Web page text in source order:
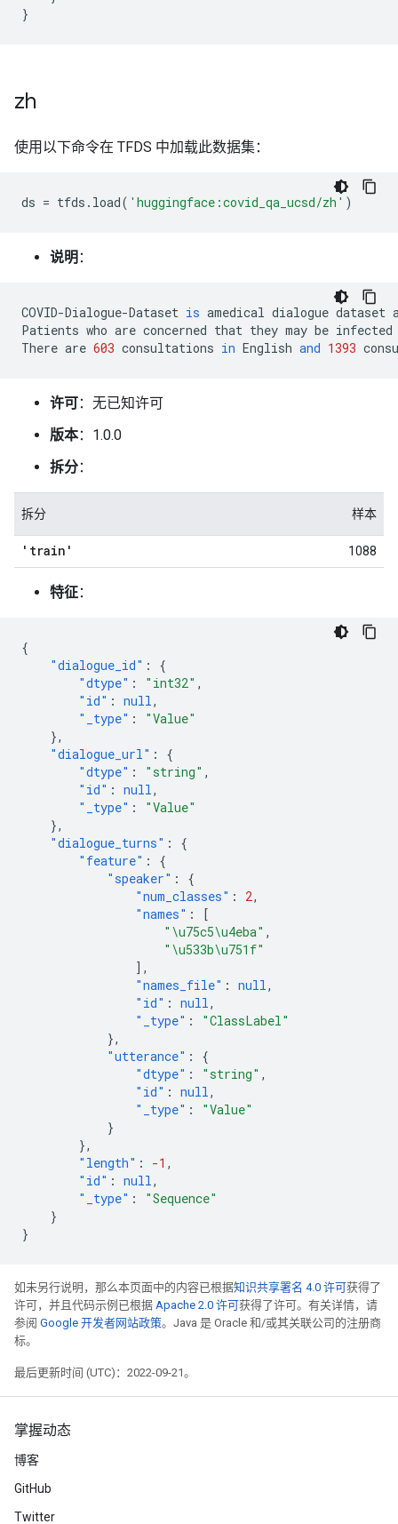
}
zh
使用以下命令在 TFDS 中加载此数据集：
ds = tfds . load( 'huggingface:covid_qa_ucsd/zh' )
说明 ：
COVID-Dialogue-Dataset is amedical dialogue dataset
Patients who are concerned that they may be infected
There are 603 consultations in English and 1393
许可：无已知许可
版本：1.0.0
拆分：
拆分 样本
'train' 1088
特征：
{
"dialogue_id" :
{
"dtype" : "int32" ,
"id" : null,
"_type" :
"Value"
},
"dialogue_url" :
{
"dtype" : "string" ,
"id" : null,
"_type" :
"Value"
},
"dialogue_turns" :
{
"feature" :
{
"speaker" :
{
"num_classes" : 2,
"names" :
[
"\u75c5\u4eba" ,
"\u533b\u751f"
],
"names_file" : null,
"id" : null,
"_type" :
"ClassLabel"
},
"utterance" :
{
"dtype" : "string" ,
"id" : null,
"_type" :
"Value"
}
},
"length" : -1 ,
"id" : null,
"_type" :
"Sequence"
}
}
如未另行说明，那么本页面中的内容已根据知识共享署名 4.0 许可获得了
许可，并且代码示例已根据 Apache 2.0 许可获得了许可。有关详情，请
参阅 Google 开发者网站政策。Java 是 Oracle 和/或其关联公司的注册商
标。
最后更新时间 (UTC)：2022-09-21。
掌握动态
博客
GitHub
Twitter